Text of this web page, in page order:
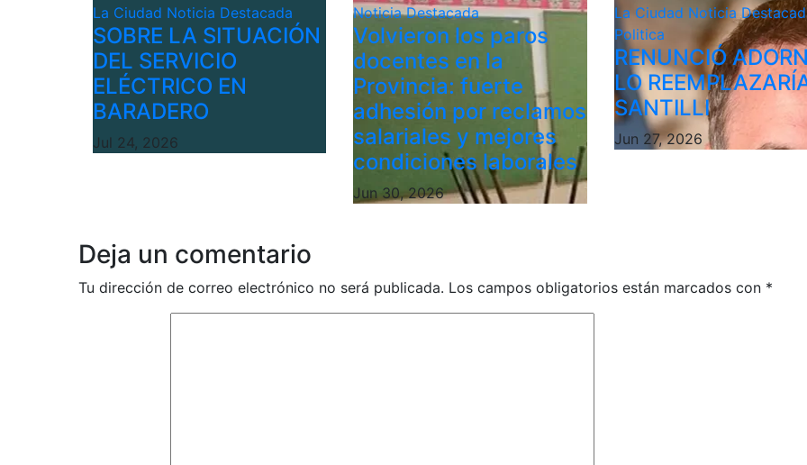
La Ciudad Noticia Destacada
SOBRE LA SITUACIÓN
DEL SERVICIO
ELÉCTRICO EN
BARADERO
Jul 24, 2026
Noticia Destacada
Volvieron los paros
docentes en la
Provincia: fuerte
adhesión por reclamos
salariales y mejores
condiciones laborales
Jun 30, 2026
La Ciudad Noticia
Politica
RENUNCIÓ
LO
SANTILLI
Jun 27, 2026
Deja un comentario
Tu dirección de correo electrónico no será publicada. Los campos obligatorios están marcados con *